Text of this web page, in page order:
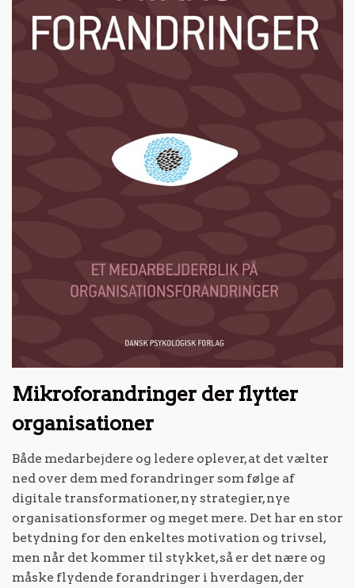
Mikroforandringer der flytter
organisationer
Både medarbejdere og ledere oplever, at det vælter
ned over dem med forandringer som følge af
digitale transformationer, ny strategier, nye
organisationsformer og meget mere. Det har en stor
betydning for den enkeltes motivation og trivsel,
men når det kommer til stykket, så er det nære og
måske flydende forandringer i hverdagen, der